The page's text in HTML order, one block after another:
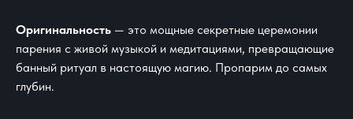
Оригинальность — это мощные секретные церемонии
парения с живой музыкой и медитациями, превращающие
банный ритуал в настоящую магию. Пропарим до самых
глубин.